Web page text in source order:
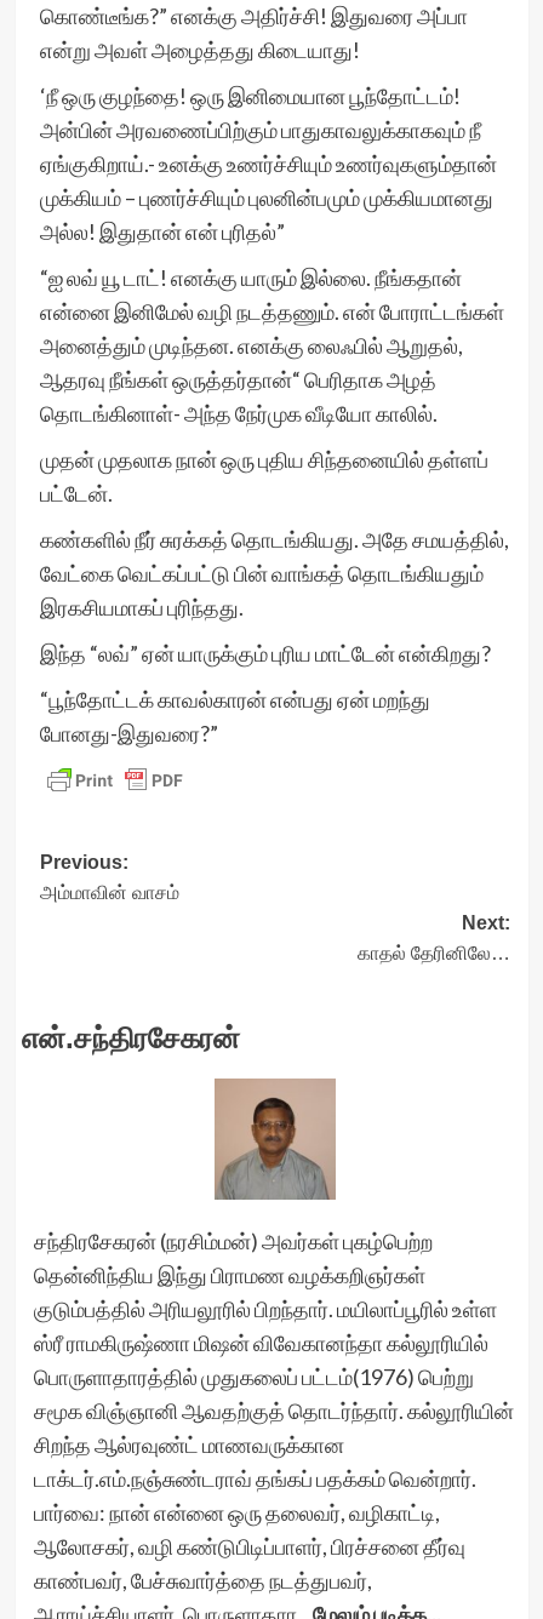
கொண்டீங்க?” எனக்கு அதிர்ச்சி! இதுவரை அப்பா
என்று அவள் அழைத்தது கிடையாது!
‘நீ ஒரு குழந்தை! ஒரு இனிமையான பூந்தோட்டம்!
அன்பின் அரவணைப்பிற்கும் பாதுகாவலுக்காகவும் நீ
ஏங்குகிறாய்.- உனக்கு உணர்ச்சியும் உணர்வுகளும்தான்
முக்கியம் – புணர்ச்சியும் புலனின்பமும் முக்கியமானது
அல்ல! இதுதான் என் புரிதல்”
“ஐ லவ் யூ டாட்! எனக்கு யாரும் இல்லை. நீங்கதான்
என்னை இனிமேல் வழி நடத்தணும். என் போராட்டங்கள்
அனைத்தும் முடிந்தன. எனக்கு லைஃபில் ஆறுதல்,
ஆதரவு நீங்கள் ஒருத்தர்தான்“ பெரிதாக அழத்
தொடங்கினாள்- அந்த நேர்முக வீடியோ காலில்.
முதன் முதலாக நான் ஒரு புதிய சிந்தனையில் தள்ளப்
பட்டேன்.
கண்களில் நீர் சுரக்கத் தொடங்கியது. அதே சமயத்தில்,
வேட்கை வெட்கப்பட்டு பின் வாங்கத் தொடங்கியதும்
இரகசியமாகப் புரிந்தது.
இந்த “லவ்” ஏன் யாருக்கும் புரிய மாட்டேன் என்கிறது?
“பூந்தோட்டக் காவல்காரன் என்பது ஏன் மறந்து
போனது-இதுவரை?”
Post
navigation
Previous:
அம்மாவின் வாசம்
Next:
காதல் தேரினிலே…
என்.சந்திரசேகரன்
சந்திரசேகரன் (நரசிம்மன்) அவர்கள் புகழ்பெற்ற
தென்னிந்திய இந்து பிராமண வழக்கறிஞர்கள்
குடும்பத்தில் அரியலூரில் பிறந்தார். மயிலாப்பூரில் உள்ள
ஸ்ரீ ராமகிருஷ்ணா மிஷன் விவேகானந்தா கல்லூரியில்
பொருளாதாரத்தில் முதுகலைப் பட்டம்(1976) பெற்று
சமூக விஞ்ஞானி ஆவதற்குத் தொடர்ந்தார். கல்லூரியின்
சிறந்த ஆல்ரவுண்ட் மாணவருக்கான
டாக்டர்.எம்.நஞ்சுண்டராவ் தங்கப் பதக்கம் வென்றார்.
பார்வை: நான் என்னை ஒரு தலைவர், வழிகாட்டி,
ஆலோசகர், வழி கண்டுபிடிப்பாளர், பிரச்சனை தீர்வு
காண்பவர், பேச்சுவார்த்தை நடத்துபவர்,